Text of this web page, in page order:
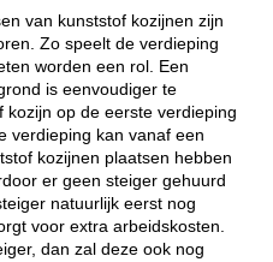
van kunststof kozijnen zijn
Zo speelt de verdieping
worden een rol. Een
is eenvoudiger te
kozijn op de eerste verdieping
verdieping kan vanaf een
kozijnen plaatsen hebben
er geen steiger gehuurd
natuurlijk eerst nog
voor extra arbeidskosten.
dan zal deze ook nog